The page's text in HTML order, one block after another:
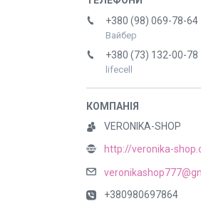
+380 (98) 069-78-64
Вайбер
+380 (73) 132-00-78
lifecell
VERONIKA-SHOP
http://veronika-
+380980697864